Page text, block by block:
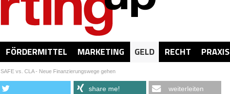
FÖRDERMITTEL MARKETING GELD RECHT PRAXIS
SAFE vs. CLA - Neue Finanzierungswege gehen
share me! weiterleiten